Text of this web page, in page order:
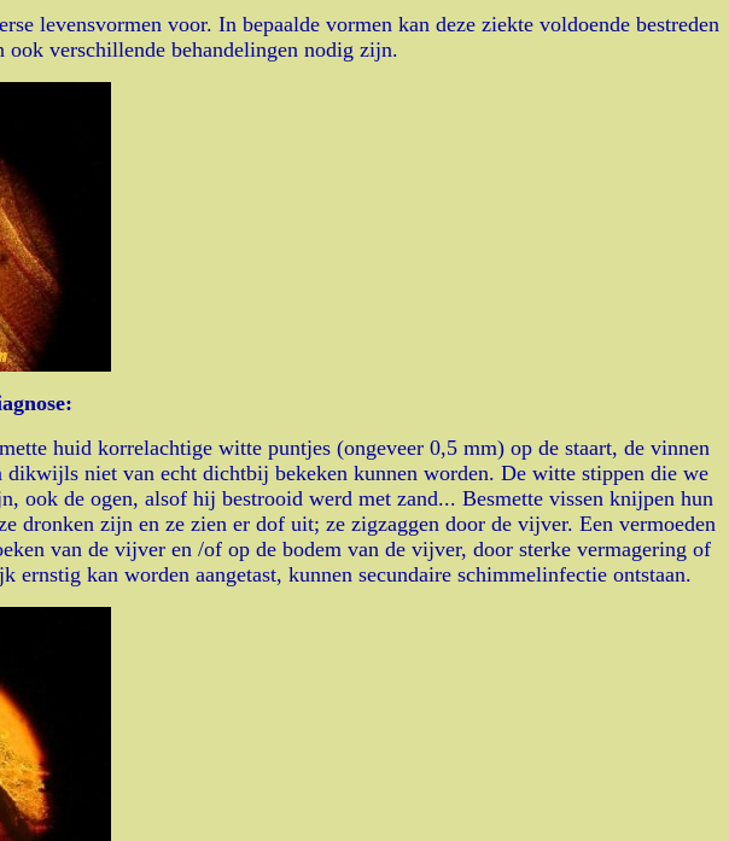
levensvormen voor. In bepaalde vormen kan deze ziekte voldoende bestreden
verschillende behandelingen nodig zijn.
huid korrelachtige witte puntjes (ongeveer 0,5 mm) op de staart, de vinnen
niet van echt dichtbij bekeken kunnen worden. De witte stippen die we
ook de ogen, alsof hij bestrooid werd met zand... Besmette vissen knijpen hun
dronken zijn en ze zien er dof uit; ze zigzaggen door de vijver. Een vermoeden
van de vijver en /of op de bodem van de vijver, door sterke vermagering of
kan worden aangetast, kunnen secundaire schimmelinfectie ontstaan.